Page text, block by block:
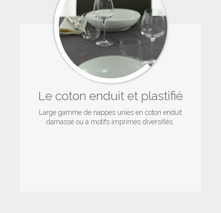
Le coton enduit et plastifié
Large gamme de nappes unies en coton enduit
damassé ou à motifs imprimés diversifiés.